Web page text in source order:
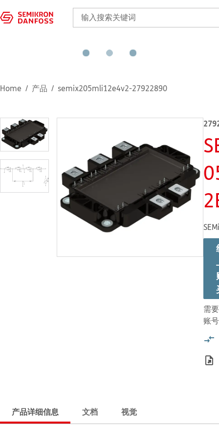
Home 产品 semix205mli12e4v2-27922890
需
账号
产品详细信息 文档 视觉